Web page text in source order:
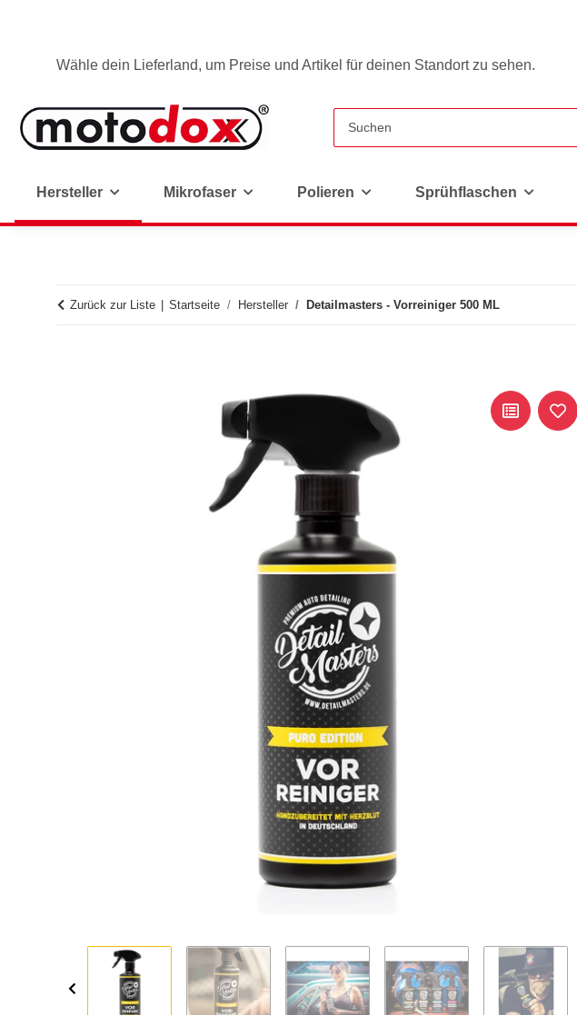
Wähle dein Lieferland, um Preise und Artikel für deinen Standort zu sehen.
Hersteller Mikrofaser Polieren Sprühflaschen
Zurück zur Liste Startseite Hersteller Detailmasters - Vorreiniger 500 ML